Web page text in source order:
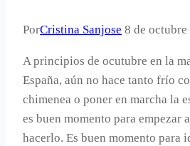
PorCristina Sanjose 8 de octubre
A principios de ocutubre en la
España, aún no hace tanto frío
chimenea o poner en marcha la
es buen momento para empezar
hacerlo. Es buen momento para